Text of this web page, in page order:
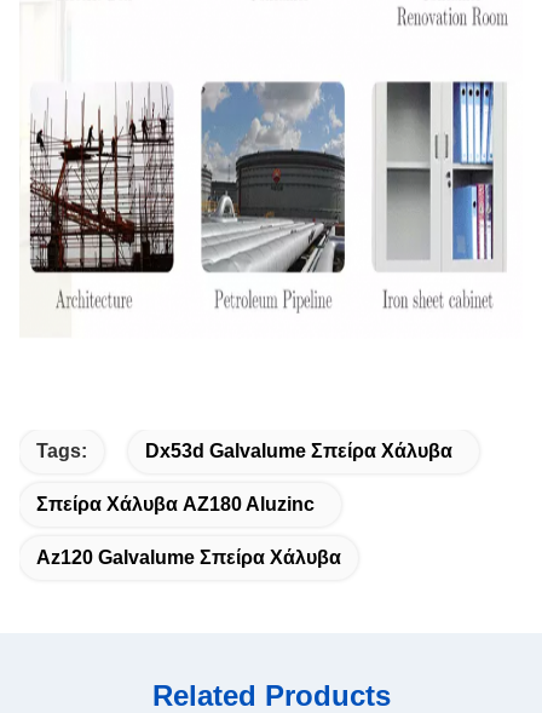
Tags: Dx53d Galvalume Σπείρα Χάλυβα
Σπείρα Χάλυβα AZ180 Aluzinc
Az120 Galvalume Σπείρα Χάλυβα
Related Products